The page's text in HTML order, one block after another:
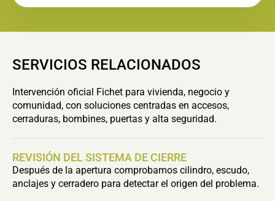
SERVICIOS RELACIONADOS
Intervención oficial Fichet para vivienda, negocio y
comunidad, con soluciones centradas en accesos,
cerraduras, bombines, puertas y alta seguridad.
REVISIÓN DEL SISTEMA DE CIERRE
Después de la apertura comprobamos cilindro, escudo,
anclajes y cerradero para detectar el origen del problema.